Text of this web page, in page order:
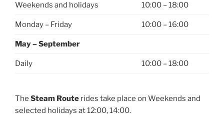
Weekends and holidays 10:00 – 18:00
Monday – Friday 10:00 – 16:00
May – September
Daily 10:00 – 18:00
The Steam Route rides take place on Weekends and
selected holidays at 12:00, 14:00.